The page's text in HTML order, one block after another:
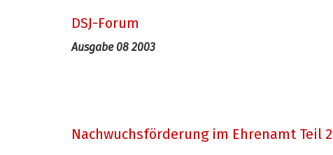
DSJ-Forum
Ausgabe 08 2003
Nachwuchsförderung im Ehrenamt Teil 2